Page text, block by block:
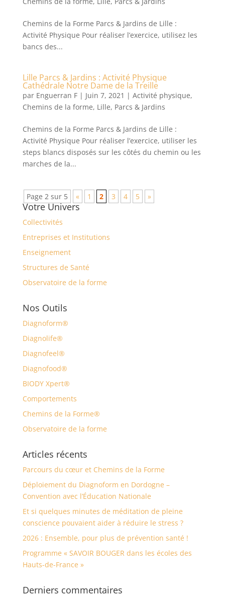
Chemins de la Forme Parcs & Jardins de Lille :
Activité Physique Pour réaliser l’exercice, utilisez les
bancs des...
Lille Parcs & Jardins : Activité Physique
Cathédrale Notre Dame de la Treille
par Enguerran F| Juin 7, 2021 | Activité physique,
Chemins de la forme, Lille, Parcs & Jardins
Chemins de la Forme Parcs & Jardins de Lille :
Activité Physique Pour réaliser l’exercice, utiliser les
steps blancs disposés sur les côtés du chemin ou les
marches de la...
Page 2 sur 5 « 1 2 3 4 5 »
Votre Univers
Collectivités
Entreprises et Institutions
Enseignement
Structures de Santé
Observatoire de la forme
Nos Outils
Diagnoform®
Diagnolife®
Diagnofeel®
Diagnofood®
BIODY Xpert®
Comportements
Chemins de la Forme®
Observatoire de la forme
Articles récents
Parcours du cœur et Chemins de la Forme
Déploiement du Diagnoform en Dordogne –
Convention avec l’Éducation Nationale
Et si quelques minutes de méditation de pleine
conscience pouvaient aider à réduire le stress ?
2026 : Ensemble, pour plus de prévention santé !
Programme « SAVOIR BOUGER dans les écoles des
Hauts-de-France »
Derniers commentaires